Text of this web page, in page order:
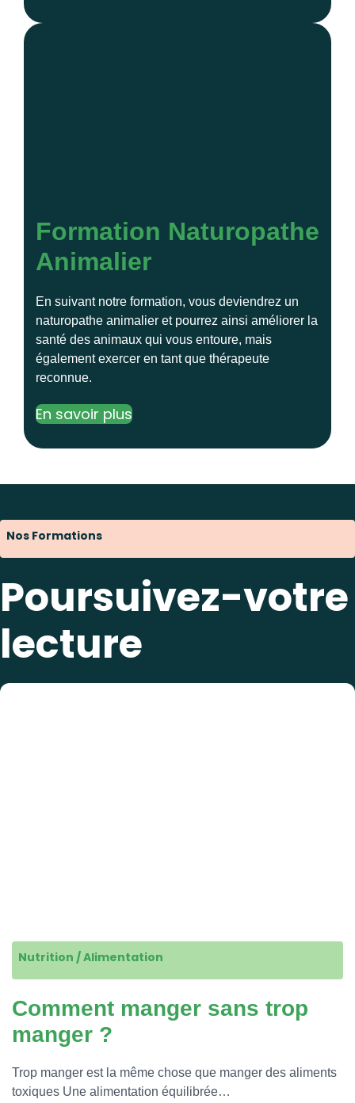
Formation Naturopathe
Animalier
En suivant notre formation, vous deviendrez un
naturopathe animalier et pourrez ainsi améliorer la
santé des animaux qui vous entoure, mais
également exercer en tant que thérapeute
reconnue.
En savoir plus
Nos Formations
Poursuivez-votre
lecture
Nutrition / Alimentation
Comment manger sans trop
manger ?
Trop manger est la même chose que manger des aliments
toxiques Une alimentation équilibrée…